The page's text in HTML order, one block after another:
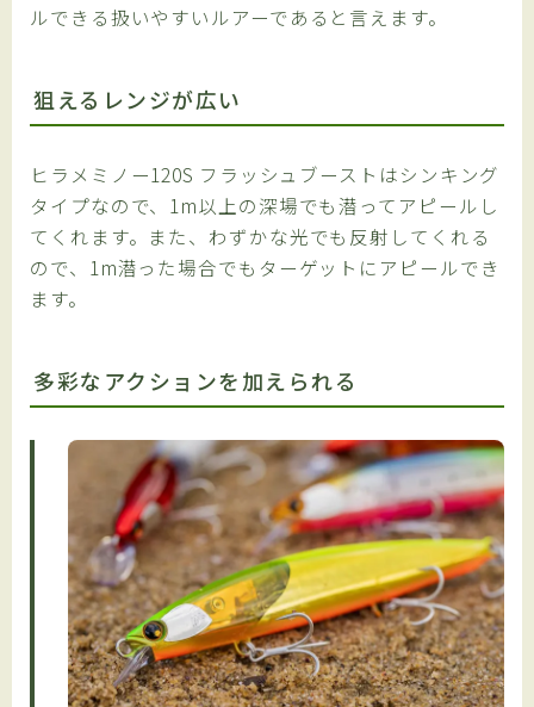
ルできる扱いやすいルアーであると言えます。
狙えるレンジが広い
ヒラメミノー120S フラッシュブーストはシンキング
タイプなので、1m以上の深場でも潜ってアピールし
てくれます。また、わずかな光でも反射してくれる
ので、1m潜った場合でもターゲットにアピールでき
ます。
多彩なアクションを加えられる